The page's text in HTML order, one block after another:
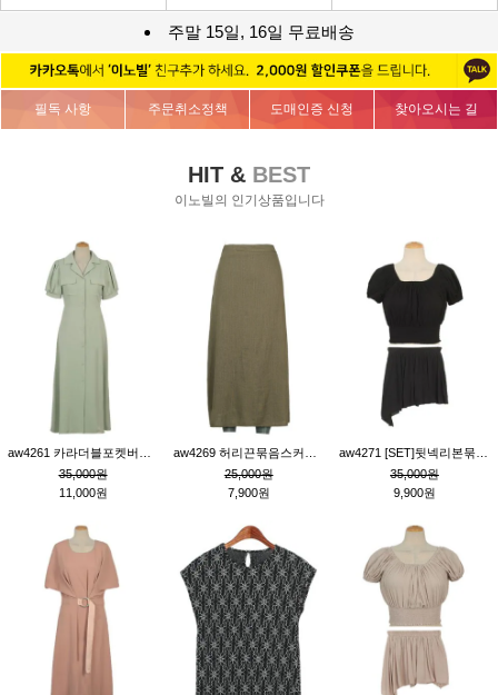
주말 15일, 16일 무료배송
필독 사항 주문취소정책 도매인증 신청 찾아오시는 길
HIT & BEST
이노빌의 인기상품입니다
35,000원
11,000원
25,000원
7,900원
35,000원
9,900원